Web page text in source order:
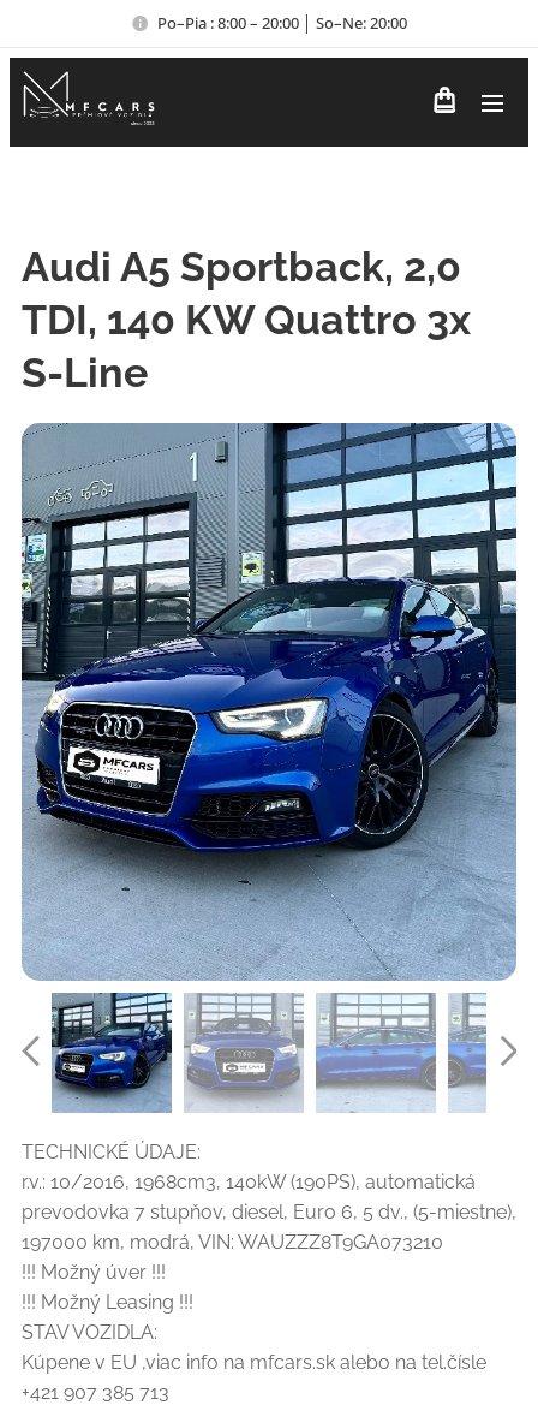
Po–Pia : 8:00 – 20:00 │ So–Ne: 20:00
Audi A5 Sportback, 2,0
TDI, 140 KW Quattro 3x
S-Line
TECHNICKÉ ÚDAJE:
r.v.: 10/2016, 1968cm3, 140kW (190PS), automatická
prevodovka 7 stupňov, diesel, Euro 6, 5 dv., (5-miestne),
197000 km, modrá, VIN: WAUZZZ8T9GA073210
!!! Možný úver !!!
!!! Možný Leasing !!!
STAV VOZIDLA:
Kúpene v EU ,viac info na mfcars.sk alebo na tel.čísle
+421 907 385 713